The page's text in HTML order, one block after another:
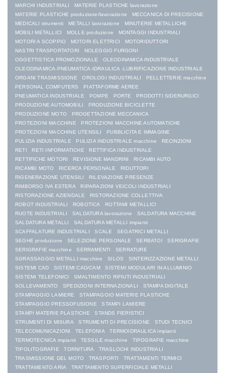
MARCHI INDUSTRIALI
MATERIE PLASTICHE lavorazione
MATERIE PLASTICHE produzione/lavorazione
MECCANICA DI PRECISIONE
MEDICALI strumenti
METALLI lavorazione
MINUTERIE METALLICHE
MOBILI METALLICI
MOLLE produzione
MONTAGGI INDUSTRIALI
MOTORI A SCOPPIO
MOTORI ELETTRICI
MOTORIDUTTORI
NASTRI TRASPORTATORI
NOLEGGIO FURGONI
OGGETTISTICA PROMOZIONALE
OLEODINAMICA INDUSTRIALE
OLEODINAMICA-PNEUMATICA-IDRAULICA -LUBRIFICAZIONE INDUSTRIALE
ORGANI TRASMISSIONE
OROLOGI INDUSTRIALI
PELLETTERIE macchine
PERSONAL COMPUTERS
PIATTAFORME AEREE
PNEUMATICA INDUSTRIALE
POMPE PORTE
PRODOTTI SIDERURGICI
PRODUZIONE AUTOMOBILI
PRODUZIONE BICICLETTE
PRODUZIONE MOTO
PROGETTAZIONE MECCANICA
PROTEZIONI MACCHINE
PROTEZIONI MACCHINE AUTOMATICHE
PROTEZIONI MACCHINE UTENSILI
PUBBLICITA E IMMAGINE
PULIZIA INDUSTRIALE
PULIZIA INDUSTRIALE macchine
RECINZIONI
RETI
RETI INFORMATICHE
RETTIFICA INDUSTRIALE
RETTIFICHE MOTORI
REVISIONE MANDRINI
RICAMBI AUTO
RICAMBI MOTO
RICERCA PERSONALE
RIDUTTORI
RIGENERAZIONE UTENSILI
RILEVAZIONE PRESENZE
RIMBORSO IVA ESTERA
RIPARAZIONI VEICOLI INDUSTRIALI
RISTORAZIONE AZIENDALE
RISTORAZIONE COLLETTIVA
ROBOT INDUSTRIALI
ROBOTICA
ROTTAMI METALLICI
RUOTE INDUSTRIALI
SALDATURA lavorazione
SALDATURA MACCHINE
SALDATURA METALLI
SALDATURA METALLI impianti
SCAFFALATURE INDUSTRIALI
SCALE
SEGATRICI METALLI
SEGHE produzione
SELEZIONE PERSONALE SERBATOI
SERIGRAFIE
SERIGRAFIE macchine
SERRAMENTI
SERRATURE
SGRASSAGGIO METALLI macchine
SILOS
SINTERIZZAZIONE METALLI
SISTEMI CAD
SISTEMI CAD/CAM
SISTEMI MODULARI IN ALLUMINIO
SISTEMI TELEFONICI
SMALTIMENTO RIFIUTI INDUSTRIALI
SOLLEVAMENTO
SPEDIZIONI INTERNAZIONALI
STAMPA DIGITALE
STAMPAGGIO LAMIERE
STAMPAGGIO MATERIE PLASTICHE
STAMPAGGIO PRESSOFUSIONE
STAMPI LAMIERE
STAMPI MATERIE PLASTICHE
STANDS FIERISTICI
STRUMENTI DI MISURA
STRUMENTI DI PRECISIONE
STUDI TECNICI
TELECOMUNICAZIONI
TELEFONIA
TERMOIDRAULICA impianti
TERMOTECNICA impianti
TESSILE macchine
TIPOGRAFIE macchine
TIPOLITOGRAFIE
TORNITURA
TRASLOCHI INDUSTRIALI
TRASMISSIONE DEL MOTO
TRASPORTI
TRATTAMENTI TERMICI
TRATTAMENTO ARIA
TRATTAMENTO SUPERFICIALE METALLI